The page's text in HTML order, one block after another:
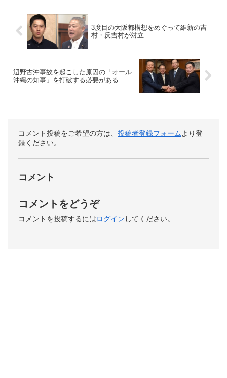
3度目の大阪都構想をめぐって維新の吉
村・反吉村が対立
辺野古沖事故を起こした原因の「オール
沖縄の知事」を打破する必要がある
コメント投稿をご希望の方は、 投稿者登録フォーム より登
録ください。
コメント
コメントをどうぞ
コメントを投稿するにはログイン してください。